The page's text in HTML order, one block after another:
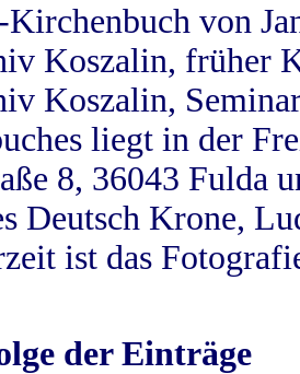
von
Koszalin, früher
Koszalin,
liegt in der
8, 36043 Fulda
Deutsch Krone,
ist das
der Einträge